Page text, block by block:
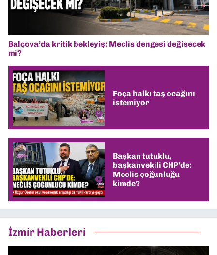
Balçova’da kritik bekleyiş: Meclis dengesi değişecek
mi?
Foça halkı taş ocağını
istemiyor
Başkan tutuklu,
başkanvekili CHP’de:
Meclis çoğunluğu
kimde?
İzmir Haberleri